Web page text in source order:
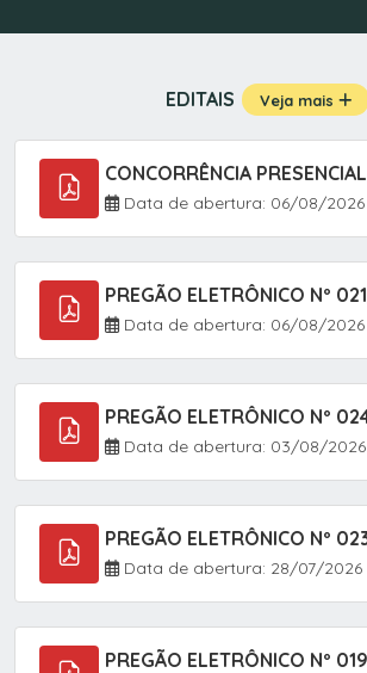
EDITAIS Veja mais
Data de abertura: 06/08/2026
Data de abertura: 06/08/2026
Data de abertura: 03/08/2026
Data de abertura: 28/07/2026